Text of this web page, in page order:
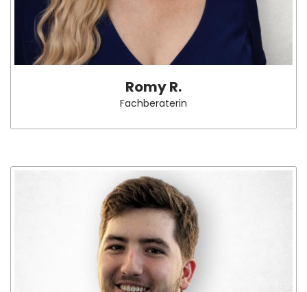
Romy R.
Fachberaterin